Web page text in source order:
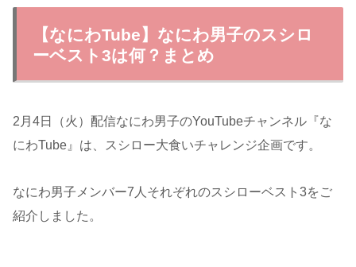
【なにわTube】なにわ男子のスシロ
ーベスト3は何？まとめ
2月4日（火）配信なにわ男子のYouTubeチャンネル『な
にわTube』は、スシロー大食いチャレンジ企画です。
なにわ男子メンバー7人それぞれのスシローベスト3をご
紹介しました。